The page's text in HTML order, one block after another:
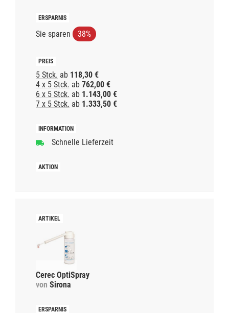
Sie sparen 38%
5 Stck. ab 118,30 €
4 x 5 Stck. ab 762,00 €
6 x 5 Stck. ab 1.143,00 €
7 x 5 Stck. ab 1.333,50 €
Schnelle Lieferzeit
Cerec OptiSpray
von Sirona